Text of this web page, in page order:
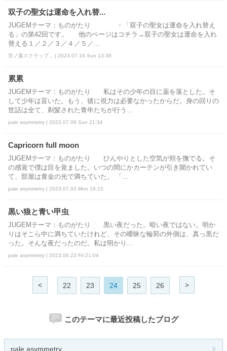
双子の聖女は運命を入れ替...
JUGEMテーマ：ものがたり ・「双子の聖女は運命を入れ替え
る」の第42回です。 他のページはコチラ→双子の聖女は運命を入れ
替える１／２／３／４／５／...
言ノ葉スクラップ... | 2023.07.16 Sun 13:38
累累
JUGEMテーマ：ものがたり 私はその少年の目に薬を落とした。そ
して少年は盲いた。もう、彼に視力は必要なかったからだ。身の回りの
世話は全て、剃髪された青年たちが行う...
pale asymmetry | 2023.07.09 Sun 21:34
Capricorn full moon
JUGEMテーマ：ものがたり ひんやりとした空気が頬を撫でる。そ
の感覚で僕は目を覚ました。いつの間にかカーテンが引き開かれてい
て、部屋は黄金の光で満ちていた。 「...
pale asymmetry | 2023.07.03 Mon 19:15
黒い狼と青い甲虫
JUGEMテーマ：ものがたり 黒い夜だった。暗い夜ではない。明か
りはそこら中に満ちていたけれど、その曖昧な輪郭の外側は、真っ黒だ
った。そんな夜だったのだ。私は明かり...
pale asymmetry | 2023.06.23 Fri 21:04
< 22 23 24 25 26 >
このテーマに最近投稿したブログ
pale asymmetry